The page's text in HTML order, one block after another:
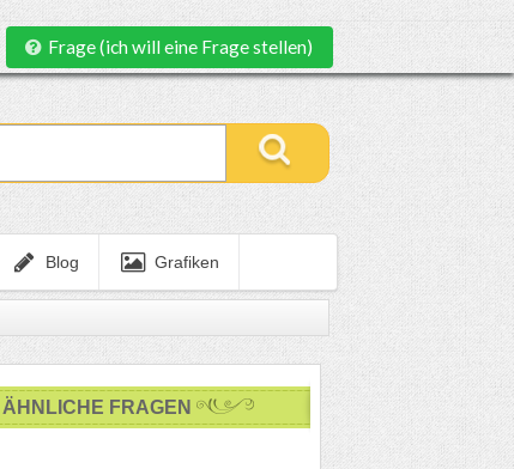
Frage (ich will eine Frage stellen)
Blog Grafiken
ÄHNLICHE FRAGEN